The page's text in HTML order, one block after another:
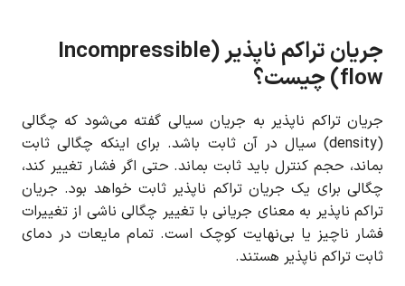
جریان تراکم ناپذیر (Incompressible
flow) چیست؟
جریان تراکم ناپذیر به جریان سیالی گفته می‌شود که چگالی
(density) سیال در آن ثابت باشد. برای اینکه چگالی ثابت
بماند، حجم کنترل باید ثابت بماند. حتی اگر فشار تغییر کند،
چگالی برای یک جریان تراکم ناپذیر ثابت خواهد بود. جریان
تراکم ناپذیر به معنای جریانی با تغییر چگالی ناشی از تغییرات
فشار ناچیز یا بی‌نهایت کوچک است. تمام مایعات در دمای
ثابت تراکم ناپذیر هستند.